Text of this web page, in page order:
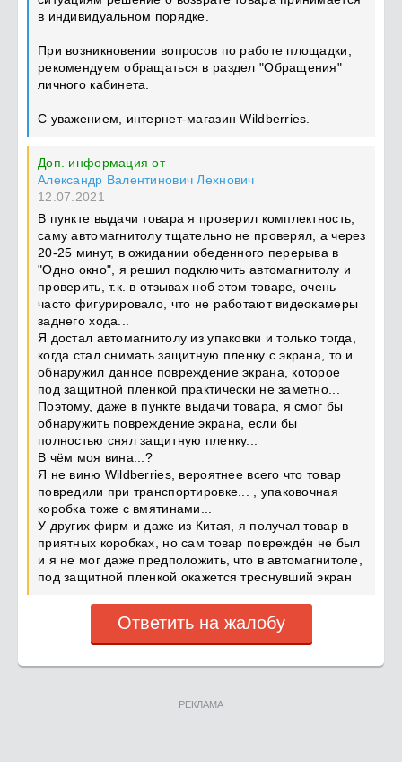
в индивидуальном порядке.
При возникновении вопросов по работе площадки,
рекомендуем обращаться в раздел "Обращения"
личного кабинета.
С уважением, интернет-магазин Wildberries.
Доп. информация от
Александр Валентинович Лехнович
12.07.2021
В пункте выдачи товара я проверил комплектность,
саму автомагнитолу тщательно не проверял, а через
20-25 минут, в ожидании обеденного перерыва в
"Одно окно", я решил подключить автомагнитолу и
проверить, т.к. в отзывах ноб этом товаре, очень
часто фигурировало, что не работают видеокамеры
заднего хода...
Я достал автомагнитолу из упаковки и только тогда,
когда стал снимать защитную пленку с экрана, то и
обнаружил данное повреждение экрана, которое
под защитной пленкой практически не заметно...
Поэтому, даже в пункте выдачи товара, я смог бы
обнаружить повреждение экрана, если бы
полностью снял защитную пленку...
В чём моя вина...?
Я не виню Wildberries, вероятнее всего что товар
повредили при транспортировке... , упаковочная
коробка тоже с вмятинами...
У других фирм и даже из Китая, я получал товар в
приятных коробках, но сам товар повреждён не был
и я не мог даже предположить, что в автомагнитоле,
под защитной пленкой окажется треснувший экран
Ответить на жалобу
РЕКЛАМА